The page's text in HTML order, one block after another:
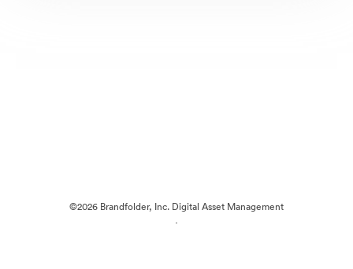
©2026 Brandfolder, Inc. Digital Asset Management
·